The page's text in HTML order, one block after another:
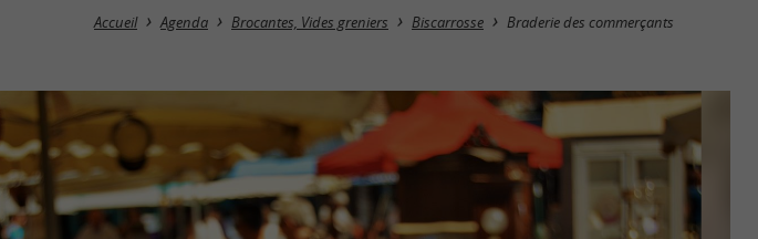
Accueil Agenda Brocantes, Vides greniers Biscarrosse Braderie des commerçants